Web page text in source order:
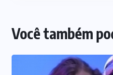
Você também